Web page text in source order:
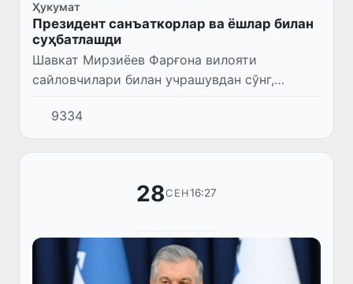
Ҳукумат
Президент санъаткорлар ва ёшлар билан
суҳбатлашди
Шавкат Мирзиёев Фарғона вилояти
сайловчилари билан учрашувдан сўнг,
Бағдод тумани Гулистон маҳалласида бунёд
этилган Маданият марказида санъат
намояндалари билан суҳбатлашди.
9334
28СЕН16:27